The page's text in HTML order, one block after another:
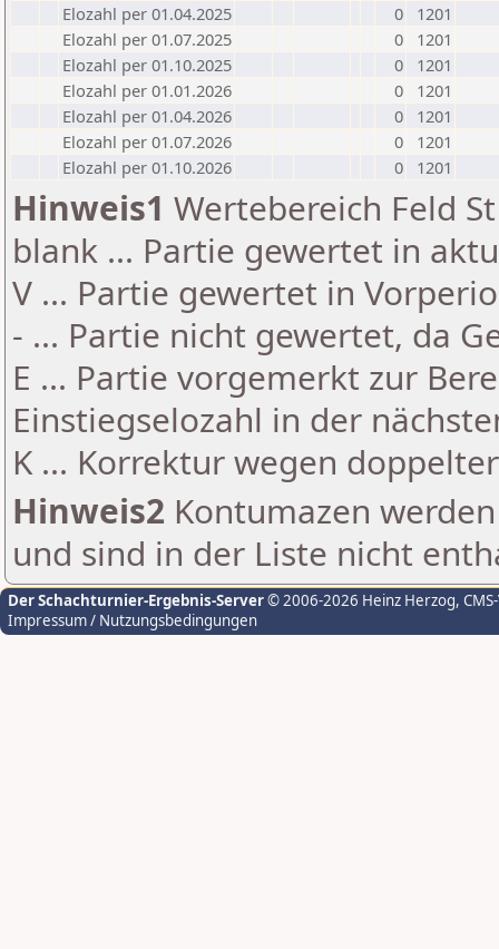
Elozahl per 01.04.2025
0
1201
Elozahl per 01.07.2025
0
1201
Elozahl per 01.10.2025
0
1201
Elozahl per 01.01.2026
0
1201
Elozahl per 01.04.2026
0
1201
Elozahl per 01.07.2026
0
1201
Elozahl per 01.10.2026
0 1201
Hinweis1 Wertebereich Feld
blank ... Partie gewertet in
V ... Partie gewertet in
- ... Partie nicht gewertet, da
E ... Partie vorgemerkt zur
Einstiegselozahl in der
K ... Korrektur wegen
Hinweis2 Kontumazen
und sind in der Liste nicht
Der Schachturnier-Ergebnis-Server© 2006-2026 Heinz Herzog,
Impressum / Nutzungsbedingungen